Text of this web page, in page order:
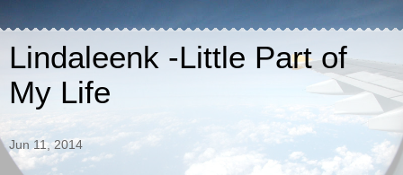
Lindaleenk -Little Part of
My Life
Jun 11, 2014